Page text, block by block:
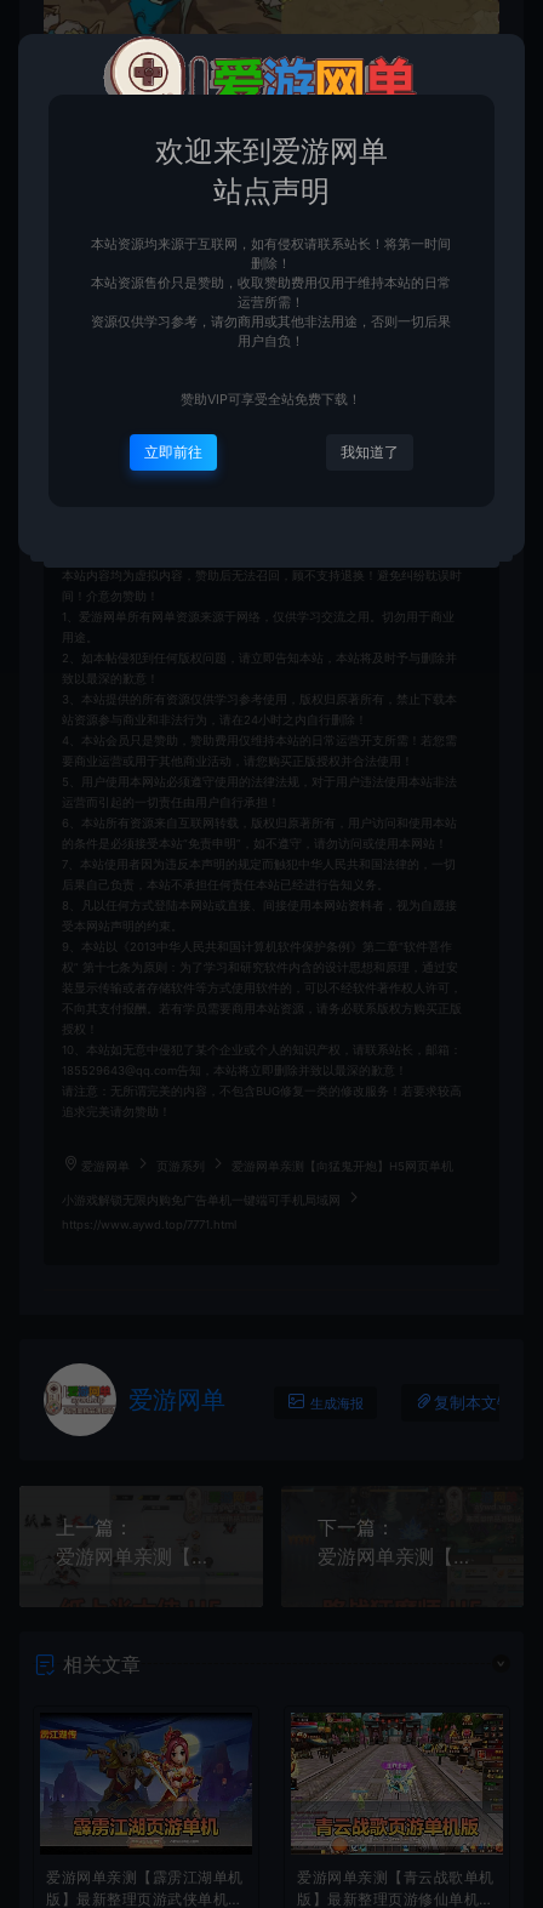
本站内容均为虚拟内容，赞助后无法召回，顾不支持退换！避免纠纷耽误时
间！介意勿赞助！
1、爱游网单所有网单资源来源于网络，仅供学习交流之用。切勿用于商业
用途。
2、如本帖侵犯到任何版权问题，请立即告知本站，本站将及时予与删除并
致以最深的歉意！
3、本站提供的所有资源仅供学习参考使用，版权归原著所有，禁止下载本
站资源参与商业和非法行为，请在24小时之内自行删除！
4、本站会员只是赞助，赞助费用仅维持本站的日常运营开支所需！若您需
要商业运营或用于其他商业活动，请您购买正版授权并合法使用！
5、用户使用本网站必须遵守使用的法律法规，对于用户违法使用本站非法
运营而引起的一切责任由用户自行承担！
6、本站所有资源来自互联网转载，版权归原著所有，用户访问和使用本站
的条件是必须接受本站“免责申明”，如不遵守，请勿访问或使用本网站！
7、本站使用者因为违反本声明的规定而触犯中华人民共和国法律的，一切
后果自己负责，本站不承担任何责任本站已经进行告知义务。
8、凡以任何方式登陆本网站或直接、间接使用本网站资料者，视为自愿接
受本网站声明的约束。
9、本站以《2013中华人民共和国计算机软件保护条例》第二章"软件菩作
权” 第十七条为原则：为了学习和研究软件内含的设计思想和原理，通过安
装显示传输或者存储软件等方式使用软件的，可以不经软件著作权人许可，
不向其支付报酬。若有学员需要商用本站资源，请务必联系版权方购买正版
授权！
10、本站如无意中侵犯了某个企业或个人的知识产权，请联系站长，邮箱：
185529643@qq.com告知，本站将立即删除并致以最深的歉意！
请注意：无所谓完美的内容，不包含BUG修复一类的修改服务！若要求较高
追求完美请勿赞助！
爱游网单 页游系列 爱游网单亲测【向猛鬼开炮】H5网页单机
小游戏解锁无限内购免广告单机一键端可手机局域网
https://www.aywd.top/7771.html
爱游网单 生成海报 复制本文链接
上一篇：
爱游网单亲测【纸上当大侠】H5网页单机小游戏解锁无限内购免广告单机一键端可手机局域网
下一篇：
爱游网单亲测【路战狂魔师】单机H5塔防游戏解锁内购带GM后台类似僵尸开炮虚拟机一键端视频教学
相关文章
爱游网单亲测【霹雳江湖单机
版】最新整理页游武侠单机一
爱游网单亲测【青云战歌单机
版】最新整理页游修仙单机一
欢迎来到爱游网单
站点声明
本站资源均来源于互联网，如有侵权请联系站长！将第一时间
删除！
本站资源售价只是赞助，收取赞助费用仅用于维持本站的日常
运营所需！
资源仅供学习参考，请勿商用或其他非法用途，否则一切后果
用户自负！
赞助VIP可享受全站免费下载！
立即前往 我知道了